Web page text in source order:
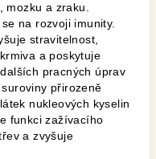
a zraku.
na rozvoji imunity.
stravitelnost,
a poskytuje
pracných úprav
přirozeně
nukleových kyselin
funkci zažívacího
a zvyšuje